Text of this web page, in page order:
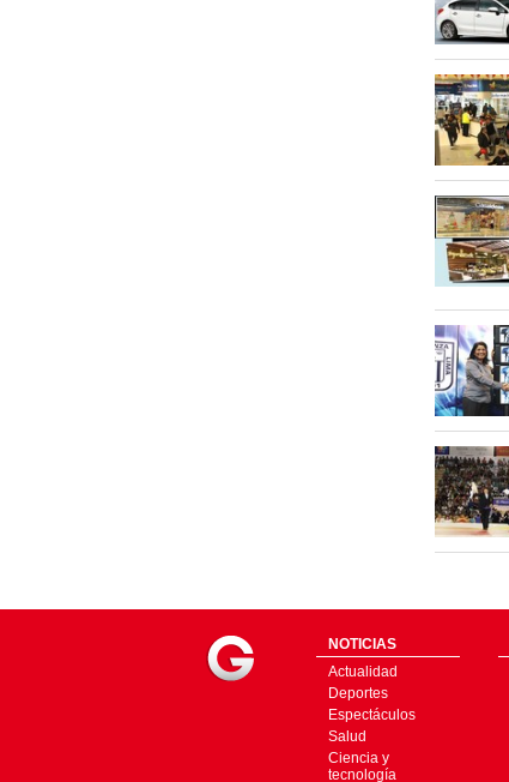
NOTICIAS
Actualidad
Deportes
Espectáculos
Salud
Ciencia y
tecnología